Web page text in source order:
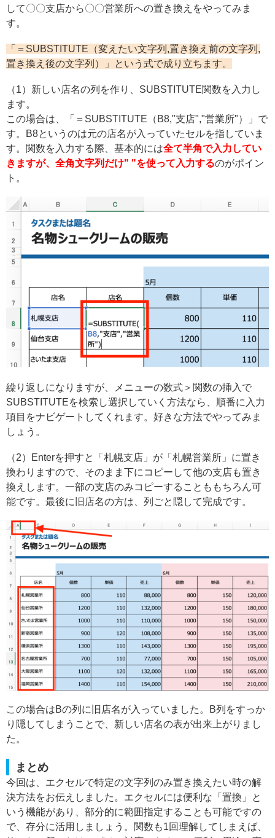
して〇〇支店から〇〇営業所への置き換えをやってみま
す。
「＝SUBSTITUTE（変えたい文字列,置き換え前の文字列,
置き換え後の文字列）」という式で成り立ちます。
（1）新しい店名の列を作り、SUBSTITUTE関数を入力し
ます。
この場合は、「＝SUBSTITUTE（B8,"支店","営業所"）」で
す。B8というのは元の店名が入っていたセルを指していま
す。関数を入力する際、基本的には全て半角で入力してい
きますが、全角文字列だけ" "を使って入力するのがポイン
ト。
繰り返しになりますが、メニューの数式＞関数の挿入で
SUBSTITUTEを検索し選択していく方法なら、順番に入力
項目をナビゲートしてくれます。好きな方法でやってみま
しょう。
（2）Enterを押すと「札幌支店」が「札幌営業所」に置き
換わりますので、そのまま下にコピーして他の支店も置き
換えします。一部の支店のみコピーすることももちろん可
能です。最後に旧店名の方は、列ごと隠して完成です。
この場合はBの列に旧店名が入っていました。B列をすっか
り隠してしまうことで、新しい店名の表が出来上がりまし
た。
まとめ
今回は、エクセルで特定の文字列のみ置き換えたい時の解
決方法をお伝えしました。エクセルには便利な「置換」と
いう機能があり、部分的に範囲指定することも可能ですの
で、存分に活用しましょう。関数も1回理解してしまえば、